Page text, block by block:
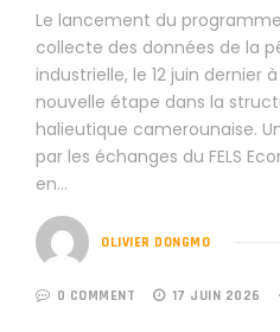
Le lancement du
collecte des données de la
industrielle, le 12 juin dernier
nouvelle étape dans la
halieutique camerounaise.
par les échanges du FELS
en…
OLIVIER DONGMO
0 COMMENT 17 JUIN 2026